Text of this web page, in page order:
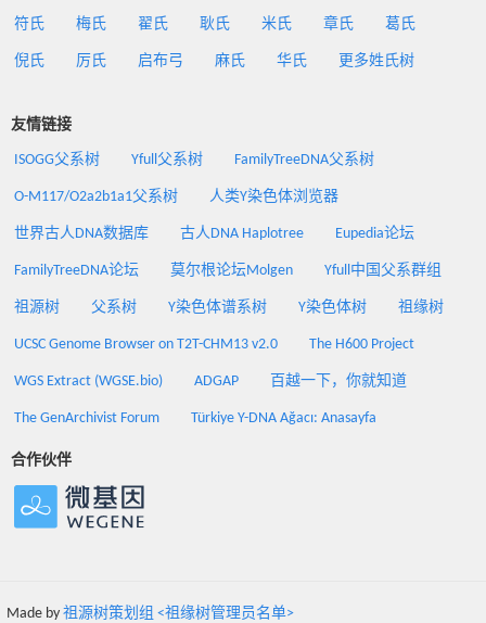
符氏 梅氏 翟氏 耿氏 米氏 章氏 葛氏
倪氏 厉氏 启布弓 麻氏 华氏 更多姓氏树
友情链接
ISOGG父系树 Yfull父系树 FamilyTreeDNA父系树
O-M117/O2a2b1a1父系树 人类Y染色体浏览器
世界古人DNA数据库 古人DNA Haplotree Eupedia论坛
FamilyTreeDNA论坛 莫尔根论坛Molgen Yfull中国父系群组
祖源树 父系树 Y染色体谱系树 Y染色体树 祖缘树
UCSC Genome Browser on T2T-CHM13 v2.0 The H600 Project
WGS Extract (WGSE.bio) ADGAP 百越一下，你就知道
The GenArchivist Forum Türkiye Y-DNA Ağacı: Anasayfa
合作伙伴
Made by 祖源树策划组 <祖缘树管理员名单>